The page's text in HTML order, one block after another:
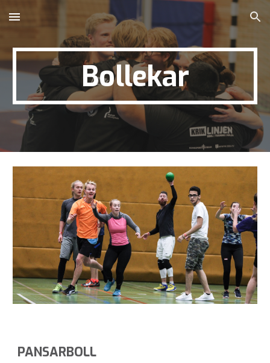
Skip to main content Skip to navigation
Bollekar
PANSARBOLL